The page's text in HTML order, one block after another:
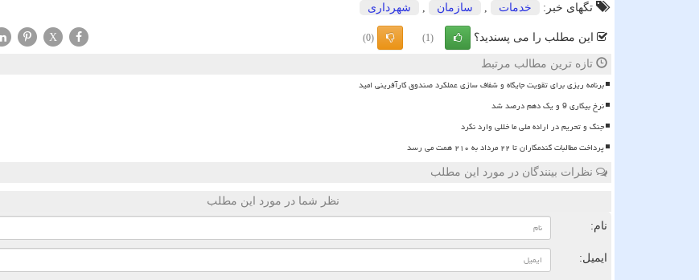
تگهای خبر: خدمات سازمان شهرداری
این مطلب را می پسندید؟ (1)
(0)
X
تازه ترین مطالب مرتبط
برنامه ریزی برای تقویت جایگاه و شفاف سازی عملکرد صندوق کارآفرینی امید
نرخ بیکاری 9 و یک دهم درصد شد
جنگ و تحریم در اراده ملی ما خللی وارد نکرد
پرداخت مطالبات گندمکاران تا ۲۲ مرداد به ۲۱۰ همت می رسد
نظرات بینندگان در مورد این مطلب
نظر شما در مورد این مطلب
نام:
ایمیل: